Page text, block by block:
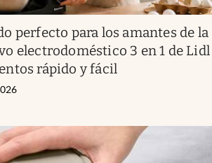
perfecto para los amantes de la
electrodoméstico 3 en 1 de Lidl
rápido y fácil